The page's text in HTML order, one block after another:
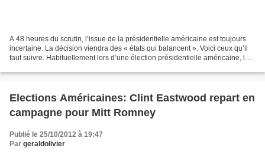
A 48 heures du scrutin, l’issue de la présidentielle américaine est toujours
incertaine. La décision viendra des « états qui balancent ». Voici ceux qu’il
faut suivre. Habituellement lors d’une élection présidentielle américaine, les
Elections Américaines: Clint Eastwood repart en
campagne pour Mitt Romney
Publié le 25/10/2012 à 19:47
Par geraldolivier